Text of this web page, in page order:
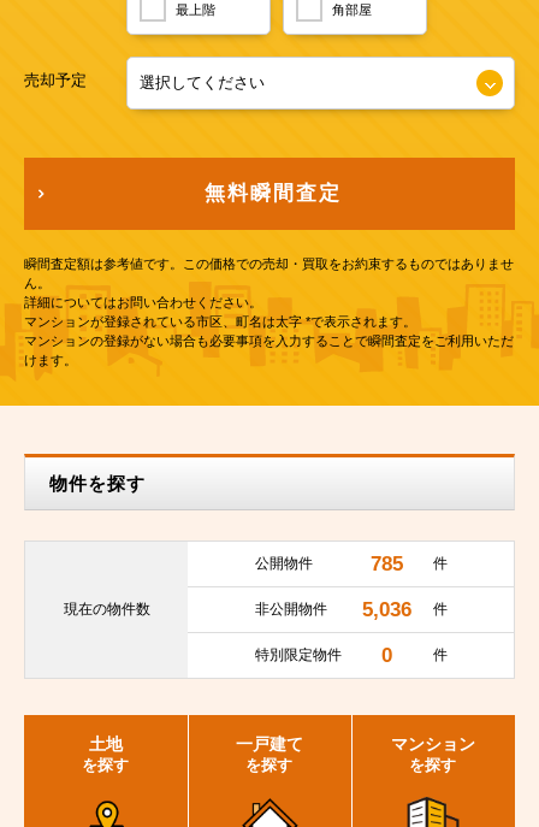
最上階 角部屋
売却予定
無料瞬間査定
瞬間査定額は参考値です。この価格での売却・買取をお約束するものではありませ
ん。
詳細についてはお問い合わせください。
マンションが登録されている市区、町名は太字 *で表示されます。
マンションの登録がない場合も必要事項を入力することで瞬間査定をご利用いただ
けます。
物件を探す
現在の物件数
公開物件 785 件
非公開物件 5,036 件
特別限定物件 0 件
土地
を探す
一戸建て
を探す
マンション
を探す